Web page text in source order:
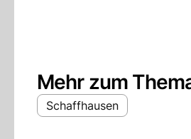
Mehr zum
Schaffhausen